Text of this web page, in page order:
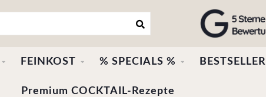
FEINKOST % SPECIALS % BESTSELLER
Premium COCKTAIL-Rezepte